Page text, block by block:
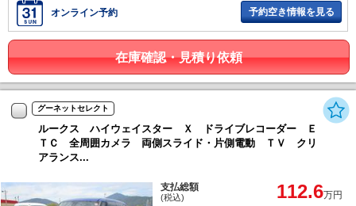
オンライン予約 予約空き情報を見る
在庫確認・見積り依頼
グーネットセレクト
ルークス ハイウェイスター Ｘ ドライブレコーダー Ｅ
ＴＣ 全周囲カメラ 両側スライド・片側電動 ＴＶ クリ
アランス...
支払総額
(税込) 112.6万円